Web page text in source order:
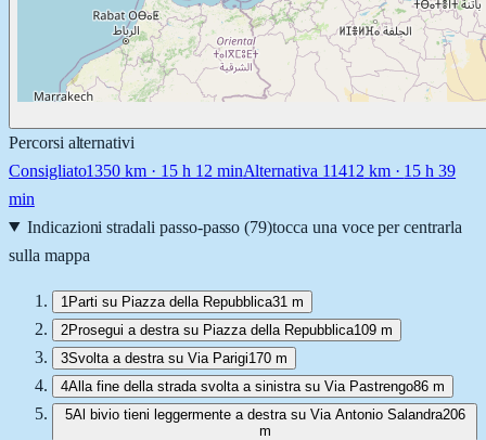
Percorsi alternativi
Consigliato1350 km · 15 h 12 minAlternativa 11412 km · 15 h 39
min
Indicazioni stradali passo-passo (79)tocca una voce per centrarla
sulla mappa
1 Parti su Piazza della Repubblica31 m
2Prosegui a destra su Piazza della Repubblica109 m
3Svolta a destra su Via Parigi170 m
4Alla fine della strada svolta a sinistra su Via Pastrengo86 m
5Al bivio tieni leggermente a destra su Via Antonio Salandra206
m